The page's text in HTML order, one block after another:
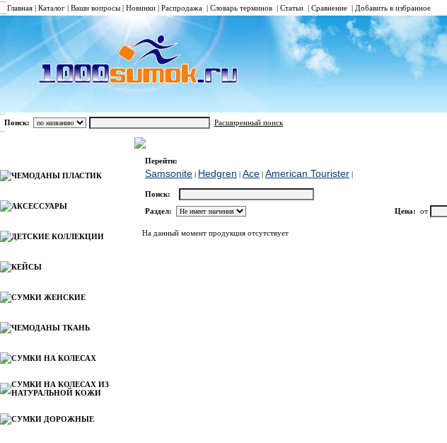
Главная | Каталог | Ваши вопросы | Новинки | Распродажа | Словарь терминов | Статьи | Сравнение | Добавить в избранное
Поиск: Расширенный поиск
ЧЕМОДАНЫ ПЛАСТИК
АКСЕССУАРЫ
ДЕТСКИЕ КОЛЛЕКЦИИ
КЕЙСЫ
СУМКИ ЖЕНСКИЕ
ЧЕМОДАНЫ ТКАНЬ
СУМКИ НА КОЛЕСАХ
СУМКИ НА КОЛЕСАХ ИЗ
НАТУРАЛЬНОЙ КОЖИ
СУМКИ ДОРОЖНЫЕ
Перейти:
Samsonite | Hedgren | Ace | American Tourister |
Поиск:
Раздел:
Цена: от
На данный момент продукция отсутствует